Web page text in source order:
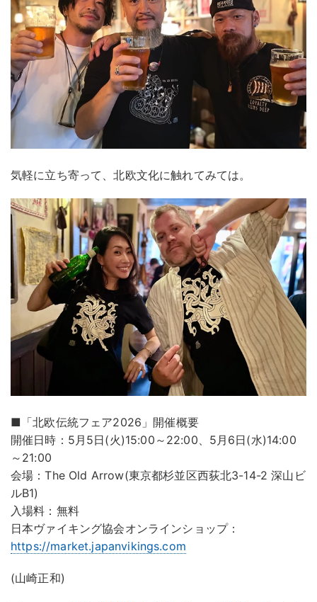
気軽に立ち寄って、北欧文化に触れてみては。
■「北欧伝統フェア2026」開催概要
開催日時：5月5日(火)15:00～22:00、5月6日(水)14:00
～21:00
会場：The Old Arrow(東京都杉並区西荻北3-14-2 深山ビ
ルB1)
入場料：無料
日本ヴァイキング協会オンラインショップ：
https://market.japanvikings.com
(山崎正和)